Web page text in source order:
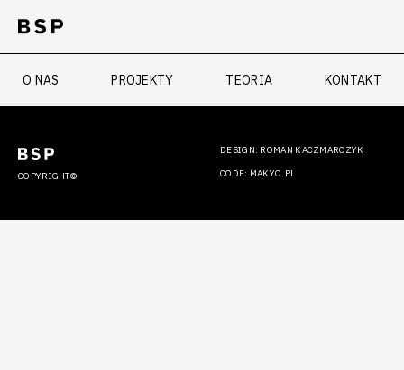
O NAS PROJEKTY TEORIA KONTAKT
COPYRIGHT©
DESIGN: ROMAN KACZMARCZYK
CODE: MAKYO.PL